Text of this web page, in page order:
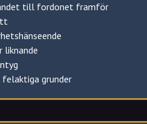
till fordonet framför
liknande
grunder